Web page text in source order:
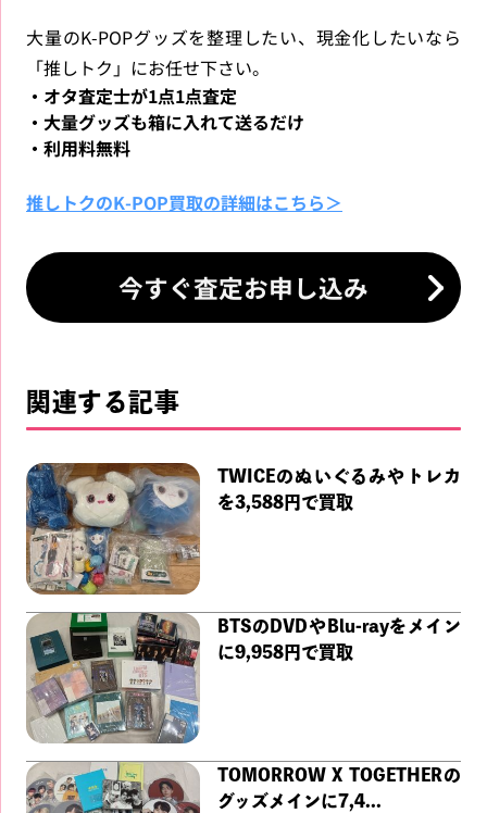
大量のK-POPグッズを整理したい、現金化したいなら
「推しトク」にお任せ下さい。
・オタ査定士が1点1点査定
・大量グッズも箱に入れて送るだけ
・利用料無料
推しトクのK-POP買取の詳細はこちら＞
今すぐ査定お申し込み
関連する記事
TWICEのぬいぐるみやトレカ
を3,588円で買取
BTSのDVDやBlu-rayをメイン
に9,958円で買取
TOMORROW X TOGETHERの
グッズメインに7,4...